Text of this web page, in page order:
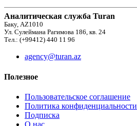
Аналитическая служба Turan
Баку, AZ1010
Ул. Сулеймана Рагимова 186, кв. 24
Тел.: (+99412) 440 11 96
agency@turan.az
Полезное
Пользовательское соглашение
Политика конфиденциальности
Подписка
О нас